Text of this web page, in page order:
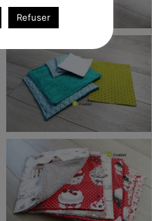
Refuser